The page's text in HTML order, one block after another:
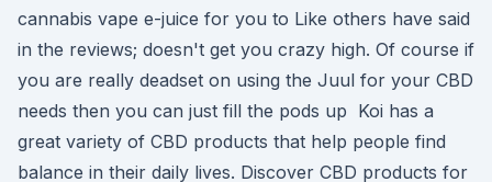
cannabis vape e-juice for you to Like others have said
in the reviews; doesn't get you crazy high. Of course if
you are really deadset on using the Juul for your CBD
needs then you can just fill the pods up Koi has a
great variety of CBD products that help people find
balance in their daily lives. Discover CBD products for